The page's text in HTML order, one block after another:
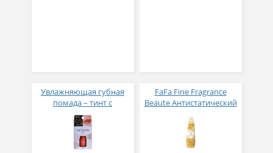
Увлажняющая губная
помада – тинт с
аппликатором KOJI,
Красно-оранжевый
FaFa Fine Fragrance
Beaute Антистатический
с ароматом цветов,
мускуса и сандалового
дерева 600 мл